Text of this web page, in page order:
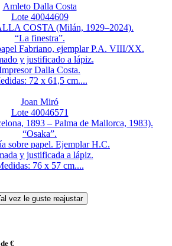
Amleto Dalla Costa
Lote 40044609
COSTA (Milán, 1929–2024).
“La finestra”.
Fabriano, ejemplar P.A. VIII/XX.
y justificado a lápiz.
Dalla Costa.
72 x 61,5 cm....
Joan Miró
Lote 40046571
1893 – Palma de Mallorca, 1983).
“Osaka”.
sobre papel. Ejemplar H.C.
y justificada a lápiz.
76 x 57 cm....
€